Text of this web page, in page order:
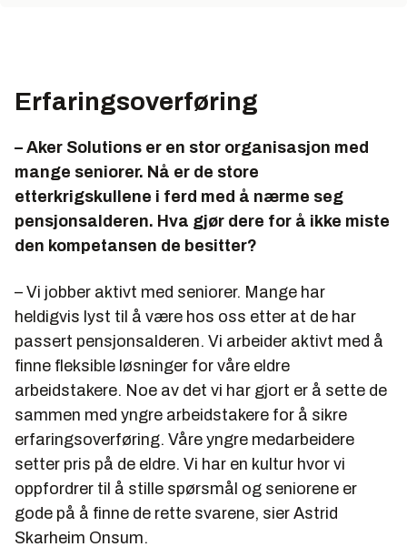
Erfaringsoverføring
– Aker Solutions er en stor organisasjon med
mange seniorer. Nå er de store
etterkrigskullene i ferd med å nærme seg
pensjonsalderen. Hva gjør dere for å ikke miste
den kompetansen de besitter?
– Vi jobber aktivt med seniorer. Mange har
heldigvis lyst til å være hos oss etter at de har
passert pensjonsalderen. Vi arbeider aktivt med å
finne fleksible løsninger for våre eldre
arbeidstakere. Noe av det vi har gjort er å sette de
sammen med yngre arbeidstakere for å sikre
erfaringsoverføring. Våre yngre medarbeidere
setter pris på de eldre. Vi har en kultur hvor vi
oppfordrer til å stille spørsmål og seniorene er
gode på å finne de rette svarene, sier Astrid
Skarheim Onsum.